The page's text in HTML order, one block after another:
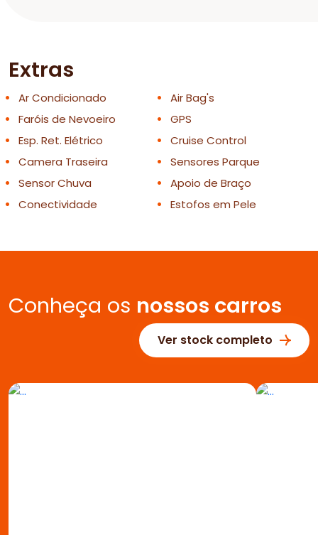
Extras
Ar Condicionado
Air Bag's
Faróis de Nevoeiro
GPS
Esp. Ret. Elétrico
Cruise Control
Camera Traseira
Sensores Parque
Sensor Chuva
Apoio de Braço
Conectividade
Estofos em Pele
Conheça os nossos carros
Ver stock completo